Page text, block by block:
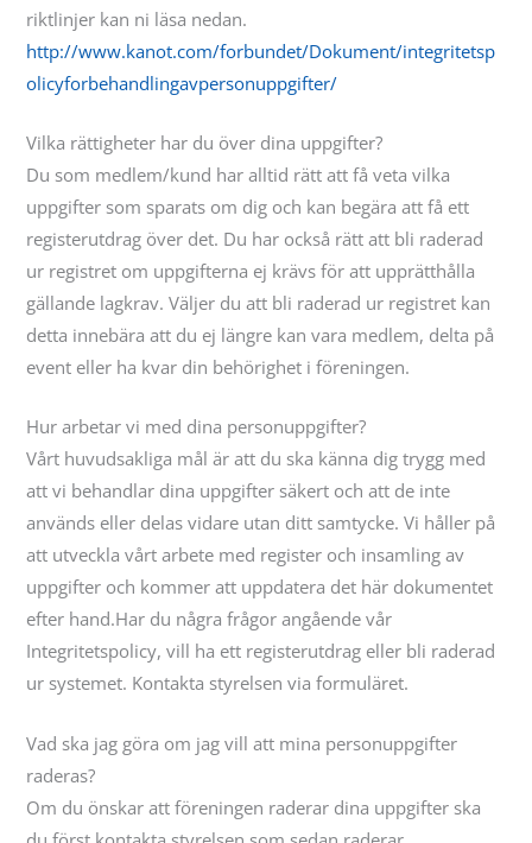
riktlinjer kan ni läsa nedan.
http://www.kanot.com/forbundet/Dokument/integritetsp
olicyforbehandlingavpersonuppgifter/
Vilka rättigheter har du över dina uppgifter?
Du som medlem/kund har alltid rätt att få veta vilka
uppgifter som sparats om dig och kan begära att få ett
registerutdrag över det. Du har också rätt att bli raderad
ur registret om uppgifterna ej krävs för att upprätthålla
gällande lagkrav. Väljer du att bli raderad ur registret kan
detta innebära att du ej längre kan vara medlem, delta på
event eller ha kvar din behörighet i föreningen.
Hur arbetar vi med dina personuppgifter?
Vårt huvudsakliga mål är att du ska känna dig trygg med
att vi behandlar dina uppgifter säkert och att de inte
används eller delas vidare utan ditt samtycke. Vi håller på
att utveckla vårt arbete med register och insamling av
uppgifter och kommer att uppdatera det här dokumentet
efter hand.Har du några frågor angående vår
Integritetspolicy, vill ha ett registerutdrag eller bli raderad
ur systemet. Kontakta styrelsen via formuläret.
Vad ska jag göra om jag vill att mina personuppgifter
raderas?
Om du önskar att föreningen raderar dina uppgifter ska